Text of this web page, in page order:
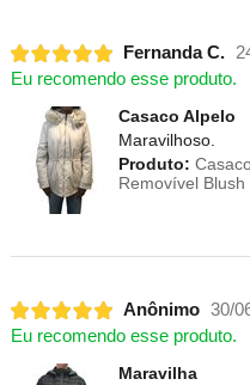
Fernanda C.
Eu recomendo esse produto.
Casaco Alpelo
Maravilhoso.
Produto:
Removível
Anônimo 30/
Eu recomendo esse produto.
Maravilha